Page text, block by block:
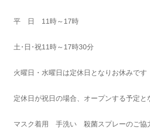
平 日 11時～ 17時
土･日･祝11時～ 17時30分
火曜日・水曜日は定休日となりお休みです
定休日が祝日の場合、オープンする予定と
マスク着用 手洗い 殺菌スプレーのご協